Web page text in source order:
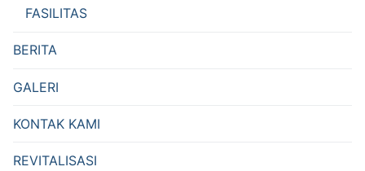
FASILITAS
BERITA
GALERI
KONTAK KAMI
REVITALISASI